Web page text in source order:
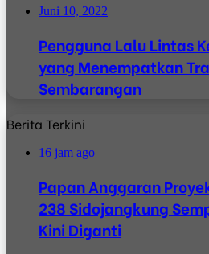
Juni 10, 2022
Pengguna Lalu Lintas
yang Menempatkan
Sembarangan
Berita Terkini
16 jam ago
Papan Anggaran
238 Sidojangkung
Kini Diganti